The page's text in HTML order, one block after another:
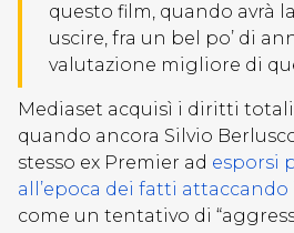
questo film, quando avrà
uscire, fra un bel po’ di
valutazione migliore di
Mediaset acquisì i diritti totali
quando ancora Silvio
stesso ex Premier ad esporsi
all’epoca dei fatti attaccando
come un tentativo di